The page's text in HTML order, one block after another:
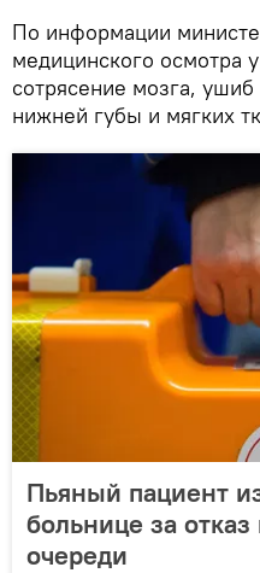
По информации
медицинского осмотра
сотрясение мозга,
нижней губы и мягких
Пьяный пациент
больнице за отказ
очереди